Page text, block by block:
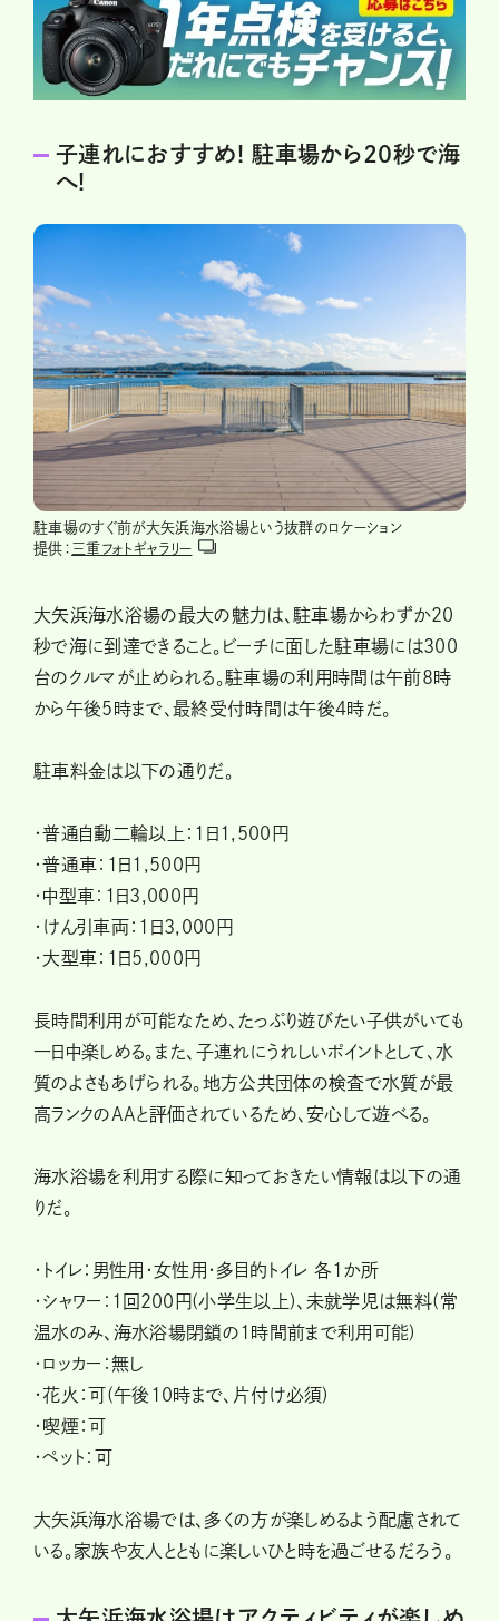
子連れにおすすめ! 駐車場から20秒で海
へ!
駐車場のすぐ前が大矢浜海水浴場という抜群のロケーション
提供： 三重フォトギャラリー
大矢浜海水浴場の最大の魅力は、駐車場からわずか20
秒で海に到達できること。ビーチに面した駐車場には300
台のクルマが止められる。駐車場の利用時間は午前8時
から午後5時まで、最終受付時間は午後4時だ。
駐車料金は以下の通りだ。
・普通自動二輪以上：1日1,500円
・普通車：1日1,500円
・中型車：1日3,000円
・けん引車両：1日3,000円
・大型車：1日5,000円
長時間利用が可能なため、たっぷり遊びたい子供がいても
一日中楽しめる。また、子連れにうれしいポイントとして、水
質のよさもあげられる。地方公共団体の検査で水質が最
高ランクのAAと評価されているため、安心して遊べる。
海水浴場を利用する際に知っておきたい情報は以下の通
りだ。
・トイレ：男性用・女性用・多目的トイレ 各1か所
・シャワー：1回200円(小学生以上)、未就学児は無料(常
温水のみ、海水浴場閉鎖の1時間前まで利用可能)
・ロッカー：無し
・花火：可(午後10時まで、片付け必須)
・喫煙：可
・ペット：可
大矢浜海水浴場では、多くの方が楽しめるよう配慮されて
いる。家族や友人とともに楽しいひと時を過ごせるだろう。